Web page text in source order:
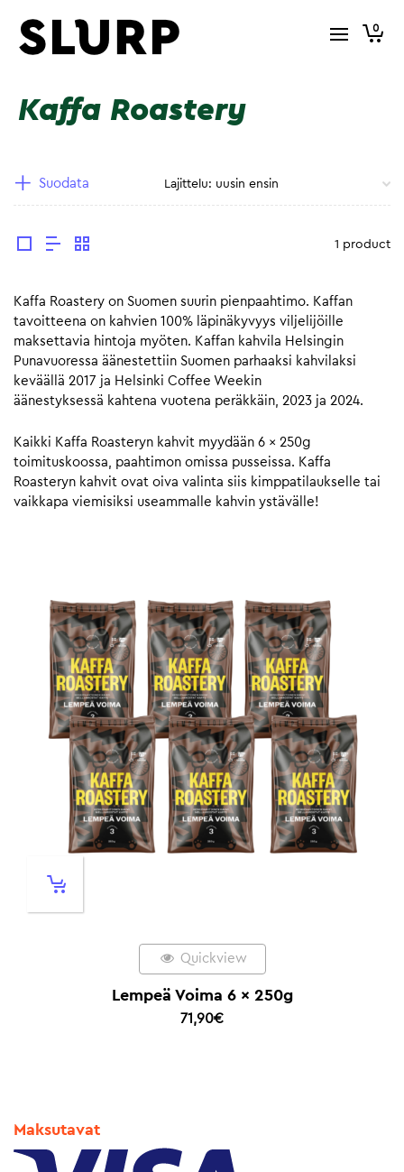
0
Kaffa Roastery
Suodata
1 product
Kaffa Roastery on Suomen suurin pienpaahtimo. Kaffan
tavoitteena on kahvien 100% läpinäkyvyys viljelijöille
maksettavia hintoja myöten. Kaffan kahvila Helsingin
Punavuoressa äänestettiin Suomen parhaaksi kahvilaksi
keväällä 2017 ja Helsinki Coffee Weekin
äänestyksessä kahtena vuotena peräkkäin, 2023 ja 2024.
Kaikki Kaffa Roasteryn kahvit myydään 6 x 250g
toimituskoossa, paahtimon omissa pusseissa. Kaffa
Roasteryn kahvit ovat oiva valinta siis kimppatilaukselle tai
vaikkapa viemisiksi useammalle kahvin ystävälle!
Quickview
Lempeä Voima 6 x 250g
71,90€
Maksutavat